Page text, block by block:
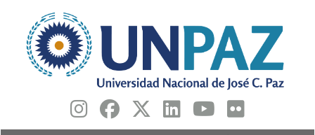
contenido
principal